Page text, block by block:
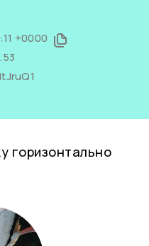
+0000
горизонтально